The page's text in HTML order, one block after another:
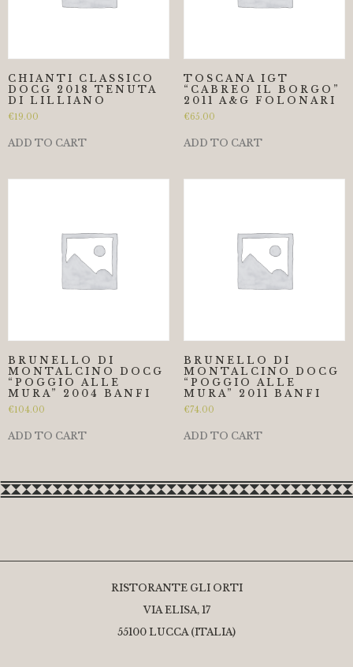
CHIANTI CLASSICO
DOCG 2018 TENUTA
DI LILLIANO
€19.00
ADD TO CART
TOSCANA IGT
“CABREO IL BORGO”
2011 A&G FOLONARI
€65.00
ADD TO CART
BRUNELLO DI
MONTALCINO DOCG
“POGGIO ALLE
MURA” 2004 BANFI
€104.00
ADD TO CART
BRUNELLO DI
MONTALCINO DOCG
“POGGIO ALLE
MURA” 2011 BANFI
€74.00
ADD TO CART
RISTORANTE GLI ORTI
VIA ELISA, 17
55100 LUCCA (ITALIA)